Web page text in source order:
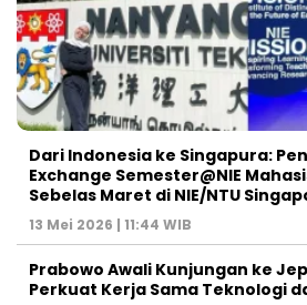
Dari Indonesia ke Singapura:
Exchange Semester@NIE
Sebelas Maret di NIE/NTU
13 Mei 2026 | 11:44 WIB
Prabowo Awali Kunjungan ke
Perkuat Kerja Sama Teknologi